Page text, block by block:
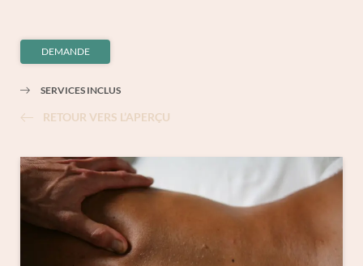
DEMANDE
SERVICES INCLUS
RETOUR VERS L’APERÇU